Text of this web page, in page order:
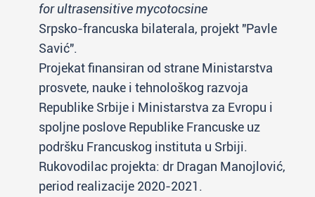
for ultrasensitive mycotocsine
Srpsko-francuska bilaterala, projekt "Pavle
Savić".
Projekat finansiran od strane Ministarstva
prosvete, nauke i tehnološkog razvoja
Republike Srbije i Ministarstva za Evropu i
spoljne poslove Republike Francuske uz
podršku Francuskog instituta u Srbiji.
Rukovodilac projekta: dr Dragan Manojlović,
period realizacije 2020-2021.